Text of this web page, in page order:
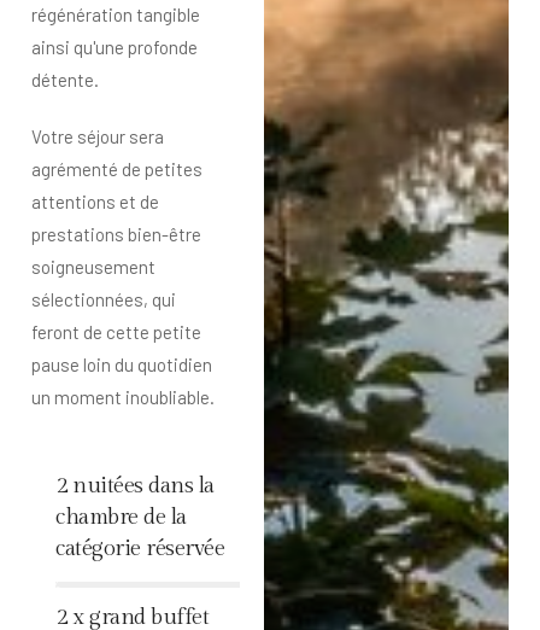
régénération tangible
ainsi qu'une profonde
détente.
Votre séjour sera
agrémenté de petites
attentions et de
prestations bien-être
soigneusement
sélectionnées, qui
feront de cette petite
pause loin du quotidien
un moment inoubliable.
2 nuitées dans la
chambre de la
catégorie réservée
2 x grand buffet